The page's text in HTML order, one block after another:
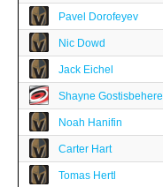
Pavel Dorofeyev
Nic Dowd
Jack Eichel
Shayne Gostisbehere
Noah Hanifin
Carter Hart
Tomas Hertl